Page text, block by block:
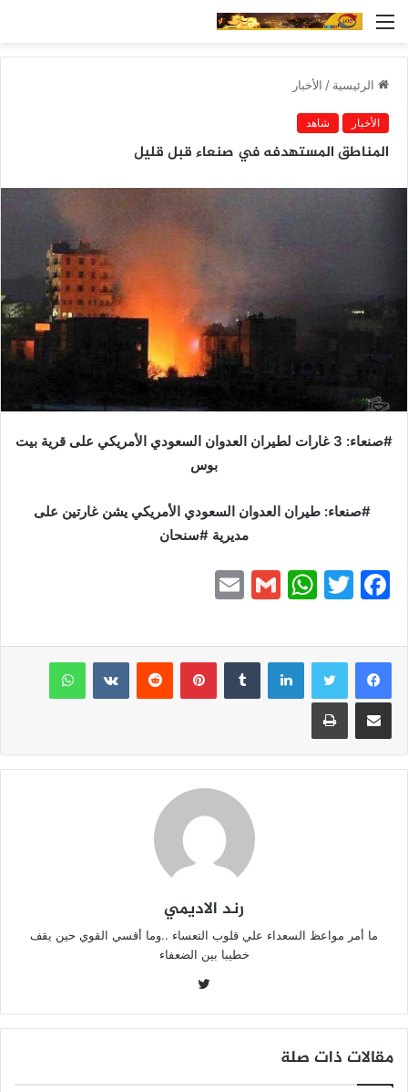
القائمة
الرئيسية / الأخبار
الأخبار شاهد
المناطق المستهدفه في صنعاء قبل قليل
#صنعاء: 3 غارات لطيران العدوان السعودي الأمريكي على قرية بيت
بوس
#صنعاء: طيران العدوان السعودي الأمريكي يشن غارتين على
مديرية #سنحان
F
c
e
b
o
o
T
itt
er
W
at
s
A
p
G
ai
l
ai
l
لينكدإن بينتيريست واتساب
مشاركة عبر البريد طباعة
رند الاديمي
ما أمر مواعظ السعداء علي قلوب التعساء ..وما أقسي القوي حين يقف
خطيبا بين الضعفاء
مقالات ذات صلة